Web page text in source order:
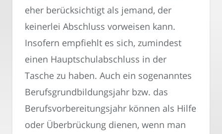
eher berücksichtigt als jemand, der
keinerlei Abschluss vorweisen kann.
Insofern empfiehlt es sich, zumindest
einen Hauptschulabschluss in der
Tasche zu haben. Auch ein sogenanntes
Berufsgrundbildungsjahr bzw. das
Berufsvorbereitungsjahr können als Hilfe
oder Überbrückung dienen, wenn man